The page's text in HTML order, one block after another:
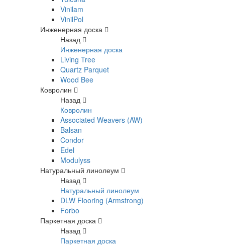
Vinilam
VinilPol
Инженерная доска
Назад
Инженерная доска
Living Tree
Quartz Parquet
Wood Bee
Ковролин
Назад
Ковролин
Associated Weavers (AW)
Balsan
Condor
Edel
Modulyss
Натуральный линолеум
Назад
Натуральный линолеум
DLW Flooring (Armstrong)
Forbo
Паркетная доска
Назад
Паркетная доска